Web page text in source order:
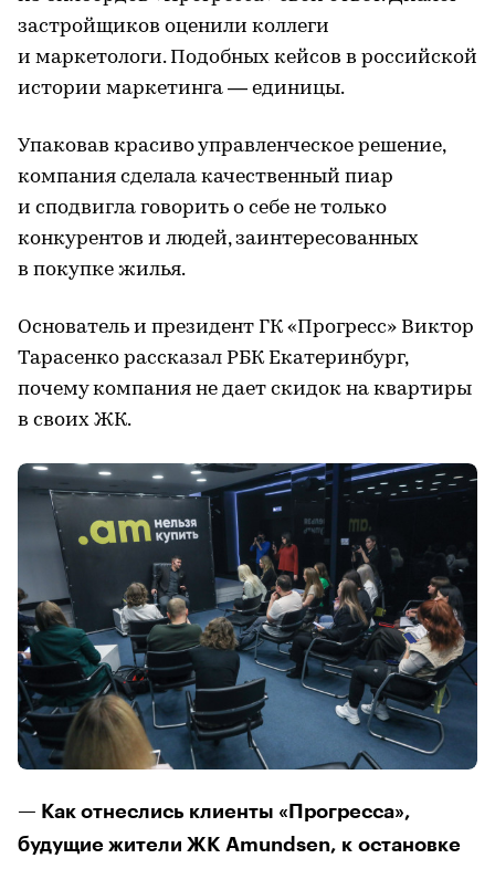
застройщиков оценили коллеги
и маркетологи. Подобных кейсов в российской
истории маркетинга — единицы.
Упаковав красиво управленческое решение,
компания сделала качественный пиар
и сподвигла говорить о себе не только
конкурентов и людей, заинтересованных
в покупке жилья.
Основатель и президент ГК «Прогресс» Виктор
Тарасенко рассказал РБК Екатеринбург,
почему компания не дает скидок на квартиры
в своих ЖК.
— Как отнеслись клиенты «Прогресса»,
будущие жители ЖК Amundsen, к остановке